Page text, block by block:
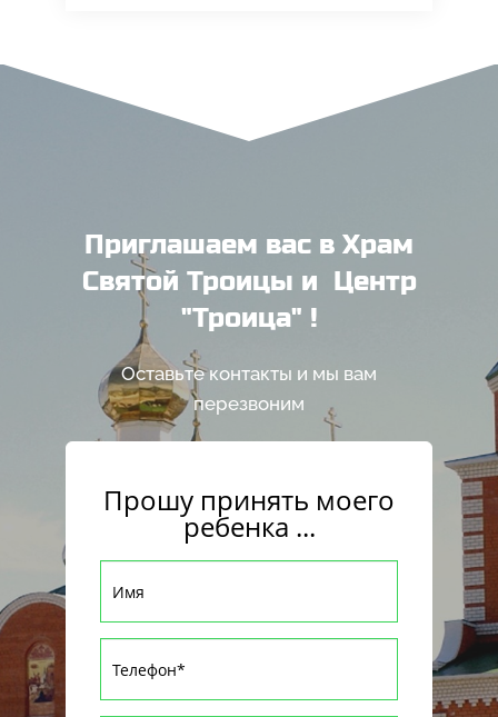
Приглашаем вас в Храм
Святой Троицы и Центр
"Троица" !
Оставьте контакты и мы вам
перезвоним
Прошу принять моего
ребенка ...